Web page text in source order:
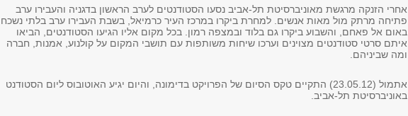
אחרי הזנקה מרגשת מאוניברסיטת תל-אביב נסעו הסטודנטים לערב הראשון בדגניה והעבירו ערב
פתיחה מרתק מול מאות אנשים. למחרת ביקרו במרכז העיר כרמיאל, בשבת העבירו ערב בלתי נשכח
באום אל פאחם, והשבוע ביקרו גם בלוד ובמצפה רמון. בכל מקום אליו הגיעו הסטודנטים, הביאו
איתם סרטי סטודנטים מצוינים וערכו שיחות משותפות עם תושבי המקום על קולנוע, אמנות, חברה
ומה שביניהם.
אתמול (23.05.12) התקיים טקס הסיום של הפרויקט בדימונה, והיום יגיע האוטובוס ליום הסטודנט
באוניברסיטת תל-אביב.